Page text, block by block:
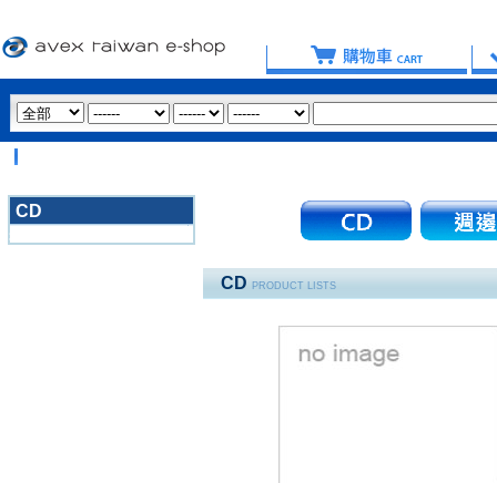
CD
3020
CD PRODUCT LISTS